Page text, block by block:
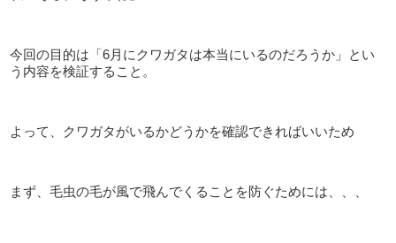
今回の目的は「6月にクワガタは本当にいるのだろうか」とい
う内容を検証すること。
よって、クワガタがいるかどうかを確認できればいいため
まず、毛虫の毛が風で飛んでくることを防ぐためには、、、